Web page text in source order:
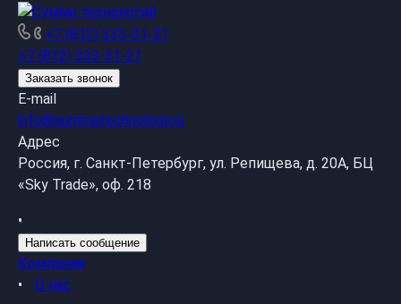
+7 (812) 333-31-21
+7 (812) 333-31-21
Заказать звонок
E-mail
info@summatechnology.ru
Адрес
Россия, г. Санкт-Петербург, ул. Репищева, д. 20А, БЦ
«Sky Trade», оф. 218
Написать сообщение
Компания
О нас